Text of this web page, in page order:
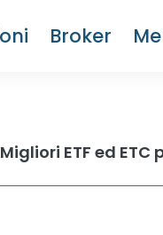
Broker
Migliori ETF ed